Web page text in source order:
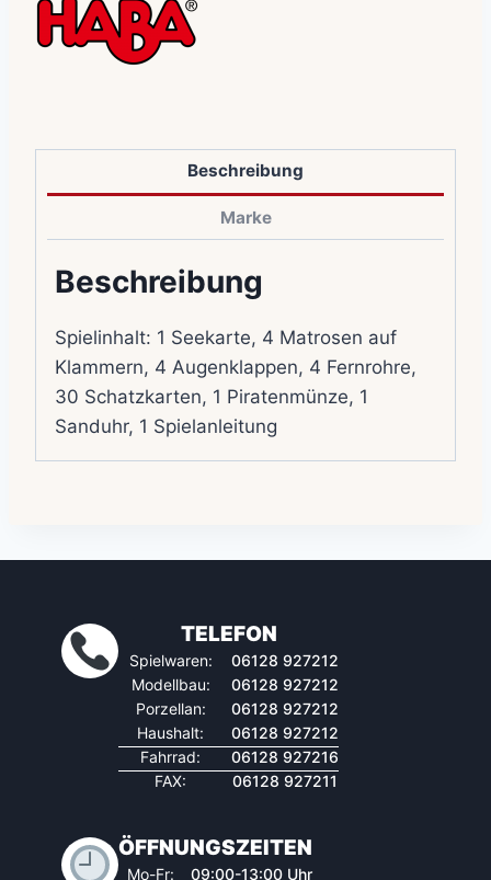
Beschreibung
Marke
Beschreibung
Spielinhalt: 1 Seekarte, 4 Matrosen auf
Klammern, 4 Augenklappen, 4 Fernrohre,
30 Schatzkarten, 1 Piratenmünze, 1
Sanduhr, 1 Spielanleitung
TELEFON
Spielwaren:
06128 927212
Modellbau:
06128 927212
Porzellan:
06128 927212
Haushalt:
06128 927212
Fahrrad:
06128 927216
FAX:
06128 927211
ÖFFNUNGSZEITEN
Mo-Fr: 09:00-13:00 Uhr